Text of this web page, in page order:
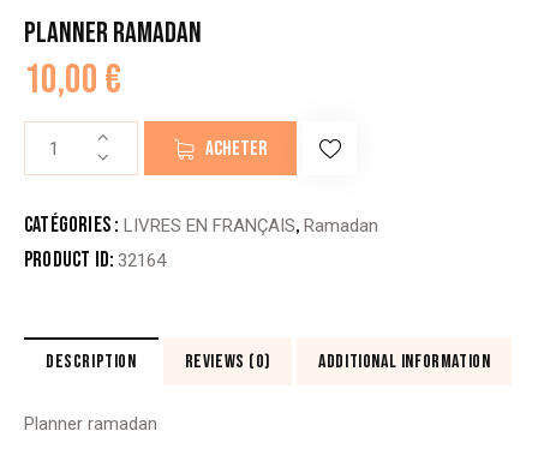
PLANNER RAMADAN
10,00€
RAMADAN
ACHETER
Catégories : LIVRES EN FRANÇAIS,Ramadan
Product ID:32164
DESCRIPTION REVIEWS (0) ADDITIONAL INFORMATION
Planner ramadan